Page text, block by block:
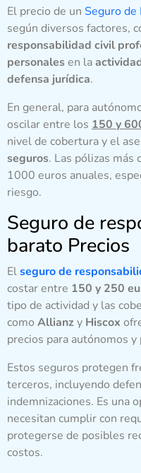
El precio de un Seguro de
según diversos factores,
responsabilidad civil
personalesen la
defensa jurídica.
En general, para
oscilar entre los 150 y
nivel de cobertura y el
seguros. Las pólizas más
1000 euros anuales,
riesgo.
Seguro de
barato Precios
Elseguro de
costar entre 150 y 250
tipo de actividad y las
como Allianz y Hiscox
precios para autónomos
Estos seguros protegen
terceros, incluyendo
indemnizaciones. Es una
necesitan cumplir con
protegerse de posibles
costos.